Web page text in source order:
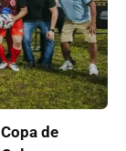
de